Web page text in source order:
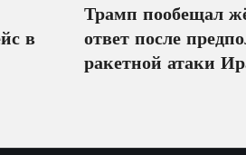
в
Трамп пообещал
ответ после
ракетной атаки